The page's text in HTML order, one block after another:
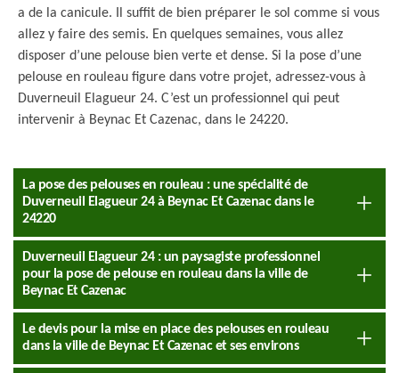
a de la canicule. Il suffit de bien préparer le sol comme si vous
allez y faire des semis. En quelques semaines, vous allez
disposer d’une pelouse bien verte et dense. Si la pose d’une
pelouse en rouleau figure dans votre projet, adressez-vous à
Duverneuil Elagueur 24. C’est un professionnel qui peut
intervenir à Beynac Et Cazenac, dans le 24220.
La pose des pelouses en rouleau : une spécialité de
Duverneuil Elagueur 24 à Beynac Et Cazenac dans le
24220
Duverneuil Elagueur 24 : un paysagiste professionnel
pour la pose de pelouse en rouleau dans la ville de
Beynac Et Cazenac
Le devis pour la mise en place des pelouses en rouleau
dans la ville de Beynac Et Cazenac et ses environs